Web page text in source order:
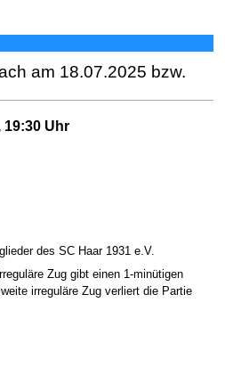
am 18.07.2025 bzw.
Uhr
des SC Haar 1931 e.V.
Zug gibt einen 1-minütigen
irreguläre Zug verliert die Partie